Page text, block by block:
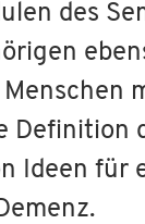
des
Definition
Ideen für